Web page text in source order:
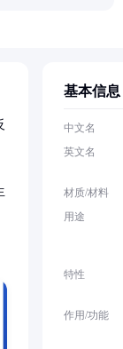
基本信息
中文名
英文名
材质/材料
用途
特性
作用/功能